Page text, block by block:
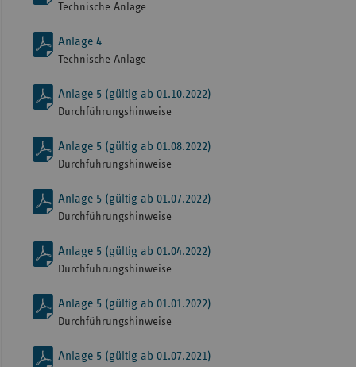
Technische Anlage
Anlage 4
Technische Anlage
Anlage 5 (gültig ab 01.10.2022)
Durchführungshinweise
Anlage 5 (gültig ab 01.08.2022)
Durchführungshinweise
Anlage 5 (gültig ab 01.07.2022)
Durchführungshinweise
Anlage 5 (gültig ab 01.04.2022)
Durchführungshinweise
Anlage 5 (gültig ab 01.01.2022)
Durchführungshinweise
Anlage 5 (gültig ab 01.07.2021)